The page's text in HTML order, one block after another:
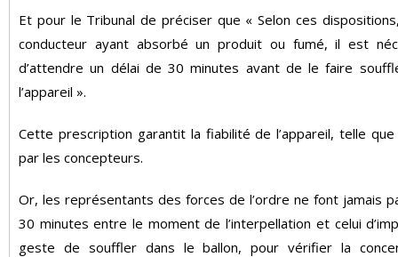
Et pour le Tribunal de préciser que « Selon ces
conducteur ayant absorbé un produit ou fumé, il est
d’attendre un délai de 30 minutes avant de le faire
l’appareil ».
Cette prescription garantit la fiabilité de l’appareil, telle
par les concepteurs.
Or, les représentants des forces de l’ordre ne font jamais
30 minutes entre le moment de l’interpellation et celui
geste de souffler dans le ballon, pour vérifier la